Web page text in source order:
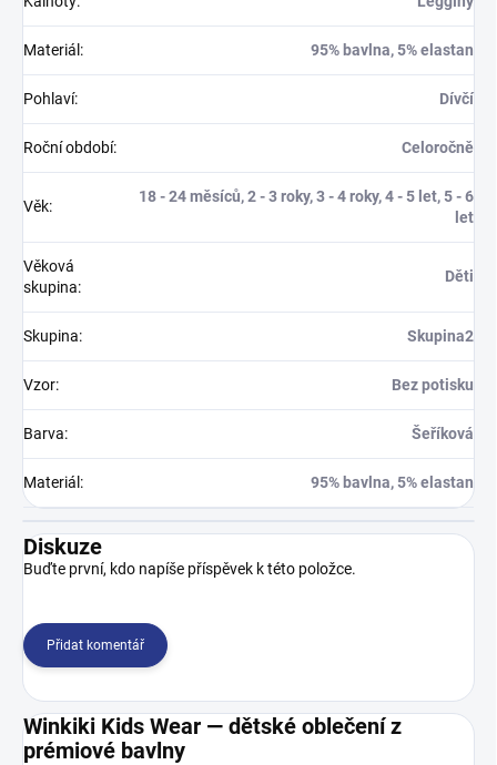
Materiál : 95% bavlna, 5% elastan
Pohlaví: Dívčí
Roční období: Celoročně
Věk:
18 - 24 měsíců, 2 - 3 roky, 3 - 4 roky, 4 - 5 let, 5 - 6
let
Věková
skupina:
Děti
Skupina: Skupina2
Vzor: Bez potisku
Barva: Šeříková
Materiál : 95% bavlna, 5% elastan
Diskuze
Buďte první, kdo napíše příspěvek k této položce.
Přidat komentář
Winkiki Kids Wear — dětské oblečení z
prémiové bavlny